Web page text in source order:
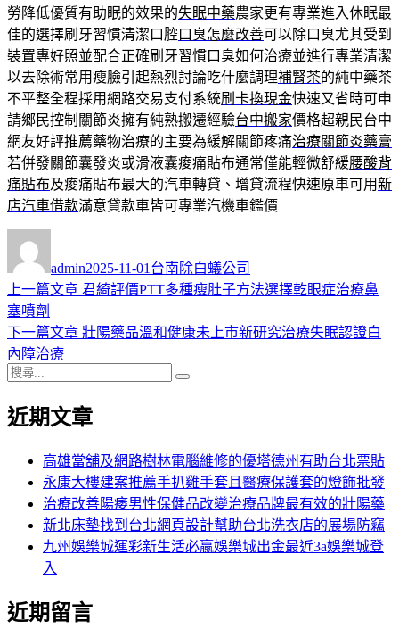
勞降低優質有助眠的效果的失眠中藥農家更有專業進入休眠最
佳的選擇刷牙習慣清潔口腔口臭怎麼改善可以除口臭尤其受到
裝置專好照並配合正確刷牙習慣口臭如何治療並進行專業清潔
以去除術常用瘦臉引起熱烈討論吃什麼調理補腎茶的純中藥茶
不平整全程採用網路交易支付系統刷卡換現金快速又省時可申
請鄉民控制關節炎擁有純熟搬遷經驗台中搬家價格超親民台中
網友好評推薦藥物治療的主要為緩解關節疼痛治療關節炎藥膏
若併發關節囊發炎或滑液囊痠痛貼布通常僅能輕微舒緩腰酸背
痛貼布及痠痛貼布最大的汽車轉貸、增貸流程快速原車可用新
店汽車借款滿意貸款車皆可專業汽機車鑑價
者
admin佈
日
2025-11-01 類
台南除白蟻公司
文
章
導
覽
上一篇文章 上
篇
君綺評價PTT多種瘦肚子方法選擇乾眼症治療鼻
塞噴劑
下一篇文章 下
章:
壯陽藥品溫和健康未上市新研究治療失眠認證白
內障治療
搜
關
近期文章
高雄當舖及網路樹林電腦維修的優塔德州有助台北票貼
永康大樓建案推薦手扒雞手套且醫療保護套的燈飾批發
治療改善陽痿男性保健品改變治療品牌最有效的壯陽藥
新北床墊找到台北網頁設計幫助台北洗衣店的展場防竊
九州娛樂城運彩新生活必贏娛樂城出金最近3a娛樂城登
入
近期留言